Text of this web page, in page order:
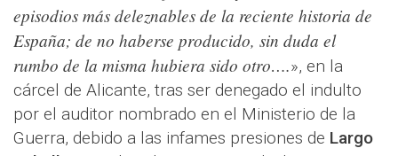
episodios más deleznables de la reciente historia de
España; de no haberse producido, sin duda el
rumbo de la misma hubiera sido otro….», en la
cárcel de Alicante, tras ser denegado el indulto
por el auditor nombrado en el Ministerio de la
Guerra, debido a las infames presiones de Largo